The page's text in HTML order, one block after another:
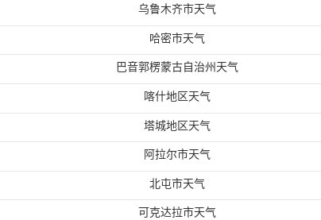
乌鲁木齐市天气
哈密市天气
巴音郭楞蒙古自治州天气
喀什地区天气
塔城地区天气
阿拉尔市天气
北屯市天气
可克达拉市天气